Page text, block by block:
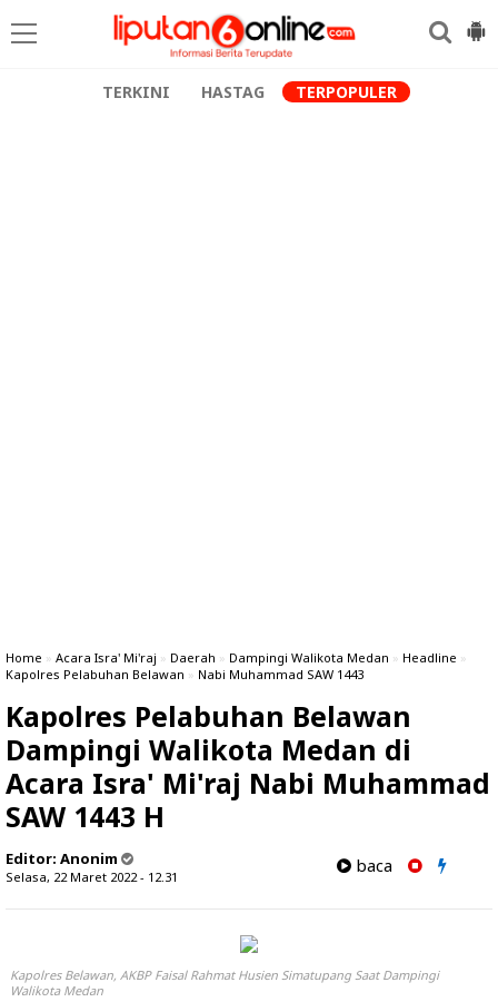
TERKINI HASTAG TERPOPULER
Home » Acara Isra' Mi'raj » Daerah » Dampingi Walikota Medan » Headline »
Kapolres Pelabuhan Belawan » Nabi Muhammad SAW 1443
Kapolres Pelabuhan Belawan
Dampingi Walikota Medan di
Acara Isra' Mi'raj Nabi Muhammad
SAW 1443 H
Editor: Anonim
Selasa, 22 Maret 2022 - 12.31
baca
Kapolres Belawan, AKBP Faisal Rahmat Husien Simatupang Saat Dampingi
Walikota Medan